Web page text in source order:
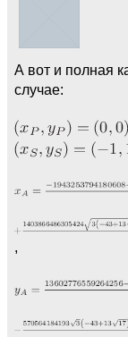
А вот и полная
случае:
,